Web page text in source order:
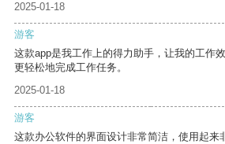
2025-01-18
游客
这款app是我工作上的得力助手，让我的工作
更轻松地完成工作任务。
2025-01-18
游客
这款办公软件的界面设计非常简洁，使用起来